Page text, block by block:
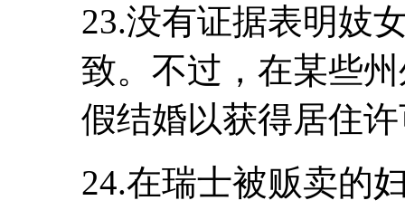
23.没有证据表明妓
致。不过，在某些
假结婚以获得居住
24.在瑞士被贩卖的